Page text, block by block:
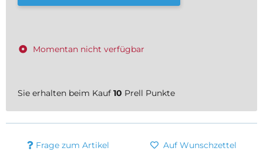
Momentan nicht verfügbar
Sie erhalten beim Kauf 10 Prell Punkte
Frage zum Artikel Auf Wunschzettel